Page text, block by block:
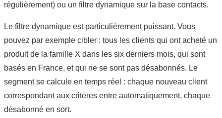
régulièrement) ou un filtre dynamique sur la base contacts.
Le filtre dynamique est particulièrement puissant. Vous
pouvez par exemple cibler : tous les clients qui ont acheté un
produit de la famille X dans les six derniers mois, qui sont
basés en France, et qui ne se sont pas désabonnés. Le
segment se calcule en temps réel : chaque nouveau client
correspondant aux critères entre automatiquement, chaque
désabonné en sort.